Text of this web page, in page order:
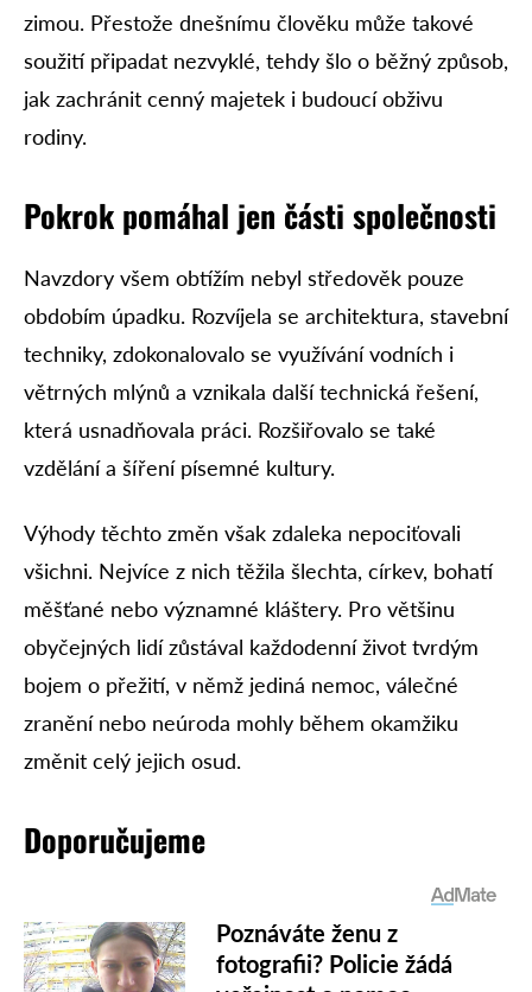
zimou. Přestože dnešnímu člověku může takové
soužití připadat nezvyklé, tehdy šlo o běžný způsob,
jak zachránit cenný majetek i budoucí obživu
rodiny.
Pokrok pomáhal jen části společnosti
Navzdory všem obtížím nebyl středověk pouze
obdobím úpadku. Rozvíjela se architektura, stavební
techniky, zdokonalovalo se využívání vodních i
větrných mlýnů a vznikala další technická řešení,
která usnadňovala práci. Rozšiřovalo se také
vzdělání a šíření písemné kultury.
Výhody těchto změn však zdaleka nepociťovali
všichni. Nejvíce z nich těžila šlechta, církev, bohatí
měšťané nebo významné kláštery. Pro většinu
obyčejných lidí zůstával každodenní život tvrdým
bojem o přežití, v němž jediná nemoc, válečné
zranění nebo neúroda mohly během okamžiku
změnit celý jejich osud.
Doporučujeme